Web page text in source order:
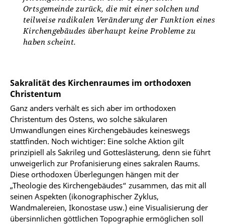
Ortsgemeinde zurück, die mit einer solchen und
teilweise radikalen Veränderung der Funktion eines
Kirchengebäudes überhaupt keine Probleme zu
haben scheint.
Sakralität des Kirchenraumes im orthodoxen
Christentum
Ganz anders verhält es sich aber im orthodoxen
Christentum des Ostens, wo solche säkularen
Umwandlungen eines Kirchengebäudes keineswegs
stattfinden. Noch wichtiger: Eine solche Aktion gilt
prinzipiell als Sakrileg und Gotteslästerung, denn sie führt
unweigerlich zur Profanisierung eines sakralen Raums.
Diese orthodoxen Überlegungen hängen mit der
„Theologie des Kirchengebäudes“ zusammen, das mit all
seinen Aspekten (ikonographischer Zyklus,
Wandmalereien, Ikonostase usw.) eine Visualisierung der
übersinnlichen göttlichen Topographie ermöglichen soll